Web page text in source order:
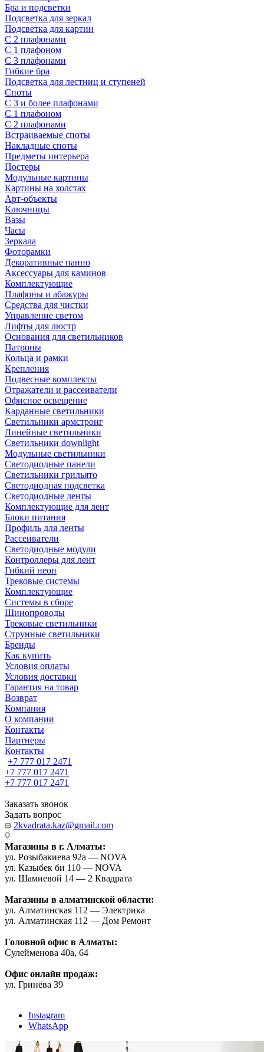
Бра и подсветки
Подсветка для зеркал
Подсветка для картин
С 2 плафонами
С 1 плафоном
С 3 плафонами
Гибкие бра
Подсветка для лестниц и ступеней
Споты
С 3 и более плафонами
С 1 плафоном
С 2 плафонами
Встраиваемые споты
Накладные споты
Предметы интерьера
Постеры
Модульные картины
Картины на холстах
Арт-объекты
Ключницы
Вазы
Часы
Зеркала
Фоторамки
Декоративные панно
Аксессуары для каминов
Комплектующие
Плафоны и абажуры
Средства для чистки
Управление светом
Лифты для люстр
Основания для светильников
Патроны
Кольца и рамки
Крепления
Подвесные комплекты
Отражатели и рассеиватели
Офисное освещение
Карданные светильники
Светильники армстронг
Линейные светильники
Светильники downlight
Модульные светильники
Светодиодные панели
Светильники грильято
Светодиодная подсветка
Светодиодные ленты
Комплектующие для лент
Блоки питания
Профиль для ленты
Рассеиватели
Светодиодные модули
Контроллеры для лент
Гибкий неон
Трековые системы
Комплектующие
Системы в сборе
Шинопроводы
Трековые светильники
Струнные светильники
Бренды
Как купить
Условия оплаты
Условия доставки
Гарантия на товар
Возврат
Компания
О компании
Контакты
Партнеры
Контакты
+7 777 017 2471
+7 777 017 2471
+7 777 017 2471
Заказать звонок
Задать вопрос
2kvadrata.kaz@gmail.com
Магазины в г. Алматы:
ул. Розыбакиева 92а — NOVA
ул. Казыбек би 110 — NOVA
ул. Шамиевой 14 — 2 Квадрата
Магазины в алматинской области:
ул. Алматинская 112 — Электрика
ул. Алматинская 112 — Дом Ремонт
Головной офис в Алматы:
Сулейменова 40а, 64
Офис онлайн продаж:
ул. Гринёва 39
Instagram
WhatsApp